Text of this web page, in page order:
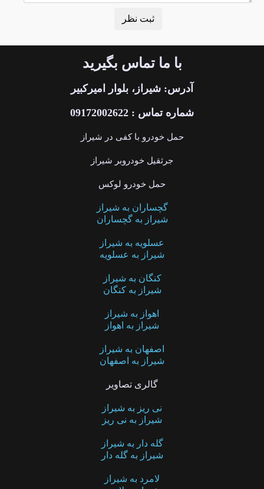
با ما تماس بگیرید
آدرس: شیراز، بلوار امیرکبیر
شماره تماس : 09172002622
حمل خودرو با کفی در شیراز
جرثقیل خودروبر شیراز
حمل خودرو لوکس
گچساران به شیراز
شیراز به گچساران
عسلویه به شیراز
شیراز به عسلویه
کنگان به شیراز
شیراز به کنگان
اهواز به شیراز
شیراز به اهواز
اصفهان به شیراز
شیراز به اصفهان
گالری تصاویر
نی ریز به شیراز
شیراز به نی ریز
گله دار به شیراز
شیراز به گله دار
لامرد به شیراز